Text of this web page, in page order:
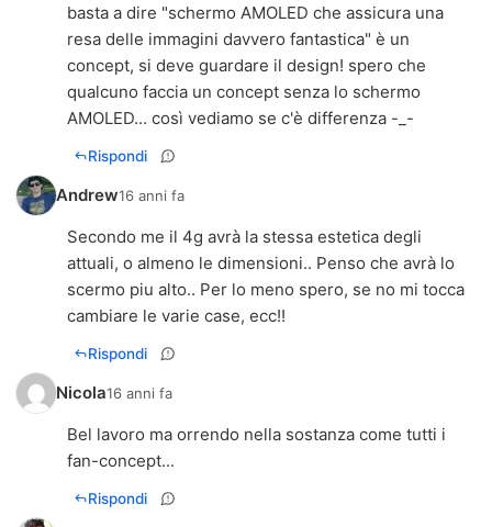
basta a dire "schermo AMOLED che assicura una
resa delle immagini davvero fantastica" è un
concept, si deve guardare il design! spero che
qualcuno faccia un concept senza lo schermo
AMOLED... così vediamo se c'è differenza -_-
Rispondi
Andrew16 anni fa
Secondo me il 4g avrà la stessa estetica degli
attuali, o almeno le dimensioni.. Penso che avrà lo
scermo piu alto.. Per lo meno spero, se no mi tocca
cambiare le varie case, ecc!!
Rispondi
Nicola16 anni fa
Bel lavoro ma orrendo nella sostanza come tutti i
fan-concept...
Rispondi